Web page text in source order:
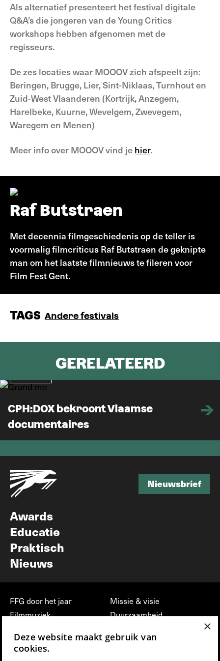
Als alternatief presenteert het festival digitale
Q&A’s die jongeren van de Young Critics
workshops hebben afgenomen met de
regisseurs.
De zes locaties waar MOOOV zich afspeelt zijn:
Beringen, Brugge, Lier, Sint-Niklaas, Turnhout en
Zuid-West Vlaanderen (Kortrijk, Anzegem,
Harelbeke, Kuurne, Wevelgem, Zwevegem,
Waregem en Menen)
Meer info over MOOOV vind je hier.
Raf Butstraen
Met decennia filmgeschiedenis op de teller is
voormalig filmcriticus Raf Butstraen de geknipte
man om het laatste filmnieuws te fileren voor
Film Fest Gent.
TAGS Andere festivals
GERELATEERD
CPH:DOX bekroont Vlaamse
documentaires
Nieuwsbrief
Awards
Educatie
Praktisch
Nieuws
FFG door het jaar
Filmmuziek
Press & Industry
Missie & visie
Duurzaamheid
vrijwilligerswerk bij FFG
×
Deze website maakt gebruik van
cookies.